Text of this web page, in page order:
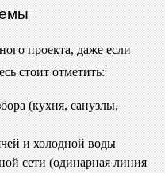
проекта, даже если
стоит отметить:
(кухня, санузлы,
и холодной воды
сети (одинарная линия